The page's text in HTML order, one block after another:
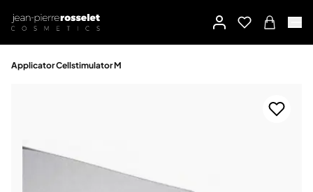
Applicator Cellstimulator M